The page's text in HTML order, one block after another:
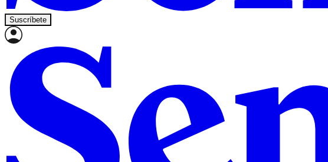
Suscríbete